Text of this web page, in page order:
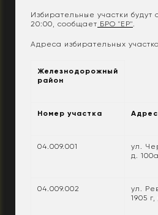
Избирательные участки будут
20:00, сообщает БРО "ЕР".
Адреса избирательных
Железнодорожный
район
Номер участка Адрес
04.009.001
ул.
д. 100а
04.009.002
ул.
1905